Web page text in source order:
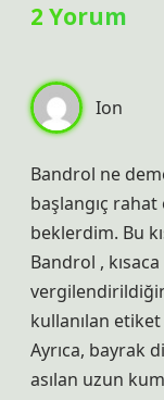
2 Yorum
Ion
Bandrol ne
başlangıç
beklerdim. Bu
Bandrol ,
kullanılan
Ayrıca, bayrak
asılan uzun